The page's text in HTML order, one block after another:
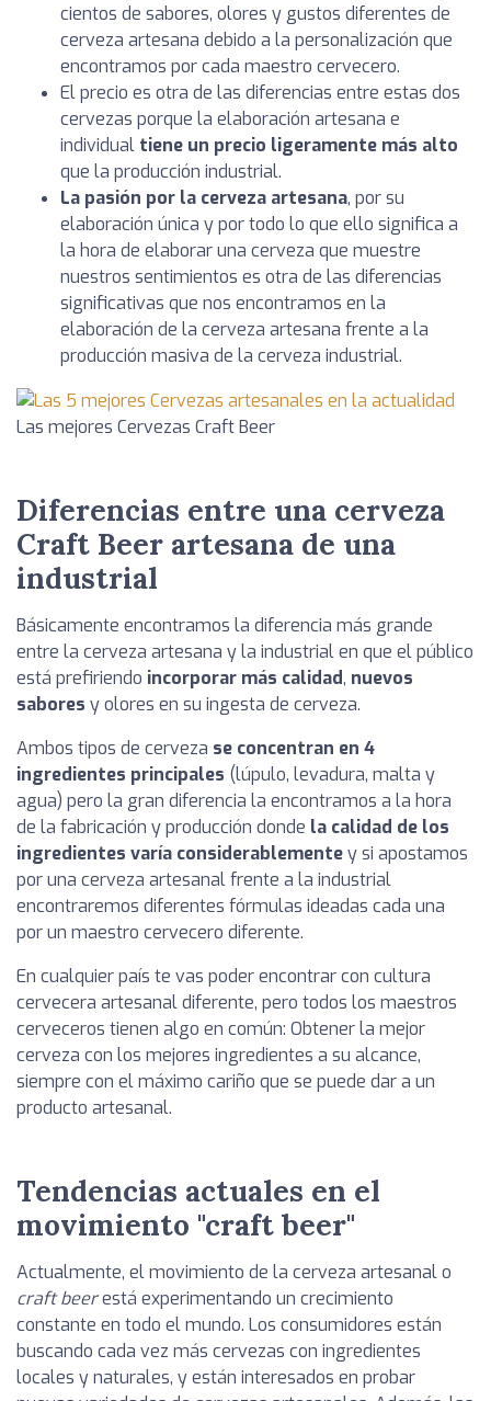
cientos de sabores, olores y gustos diferentes de
cerveza artesana debido a la personalización que
encontramos por cada maestro cervecero.
El precio es otra de las diferencias entre estas dos
cervezas porque la elaboración artesana e
individual tiene un precio ligeramente más alto
que la producción industrial.
La pasión por la cerveza artesana, por su
elaboración única y por todo lo que ello significa a
la hora de elaborar una cerveza que muestre
nuestros sentimientos es otra de las diferencias
significativas que nos encontramos en la
elaboración de la cerveza artesana frente a la
producción masiva de la cerveza industrial.
Las mejores Cervezas Craft Beer
Diferencias entre una cerveza
Craft Beer artesana de una
industrial
Básicamente encontramos la diferencia más grande
entre la cerveza artesana y la industrial en que el público
está prefiriendo incorporar más calidad, nuevos
sabores y olores en su ingesta de cerveza.
Ambos tipos de cerveza se concentran en 4
ingredientes principales (lúpulo, levadura, malta y
agua) pero la gran diferencia la encontramos a la hora
de la fabricación y producción donde la calidad de los
ingredientes varía considerablementey si apostamos
por una cerveza artesanal frente a la industrial
encontraremos diferentes fórmulas ideadas cada una
por un maestro cervecero diferente.
En cualquier país te vas poder encontrar con cultura
cervecera artesanal diferente, pero todos los maestros
cerveceros tienen algo en común: Obtener la mejor
cerveza con los mejores ingredientes a su alcance,
siempre con el máximo cariño que se puede dar a un
producto artesanal.
Tendencias actuales en el
movimiento "craft beer"
Actualmente, el movimiento de la cerveza artesanal o
craft beerestá experimentando un crecimiento
constante en todo el mundo. Los consumidores están
buscando cada vez más cervezas con ingredientes
locales y naturales, y están interesados en probar